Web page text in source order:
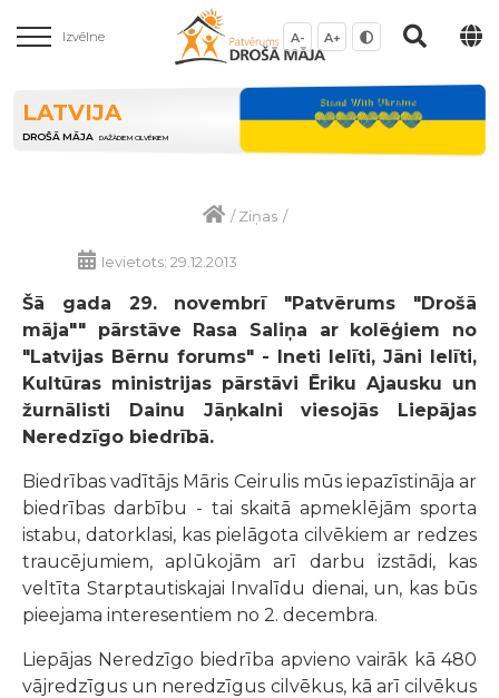
Izvēlne A- A+
LATVIJA
DROŠĀ MĀJA DAŽĀDIEM CILVĒKIEM
/Ziņas /
Ievietots: 29.12.2013
Šā gada 29. novembrī "Patvērums "Drošā
māja"" pārstāve Rasa Saliņa ar kolēģiem no
"Latvijas Bērnu forums" - Ineti Ielīti, Jāni Ielīti,
Kultūras ministrijas pārstāvi Ēriku Ajausku un
žurnālisti Dainu Jāņkalni viesojās Liepājas
Neredzīgo biedrībā.
Biedrības vadītājs Māris Ceirulis mūs iepazīstināja ar
biedrības darbību - tai skaitā apmeklējām sporta
istabu, datorklasi, kas pielāgota cilvēkiem ar redzes
traucējumiem, aplūkojām arī darbu izstādi, kas
veltīta Starptautiskajai Invalīdu dienai, un, kas būs
pieejama interesentiem no 2. decembra.
Liepājas Neredzīgo biedrība apvieno vairāk kā 480
vājredzīgus un neredzīgus cilvēkus, kā arī cilvēkus